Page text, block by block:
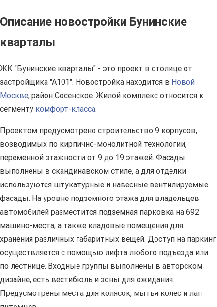
Описание новостройки Бунинские
кварталы
ЖК "Бунинские кварталы" - это проект в столице от
застройщика "А101". Новостройка находится в Новой
Москве, район Сосенское. Жилой комплекс относится к
сегменту комфорт-класса.
Проектом предусмотрено строительство 9 корпусов,
возводимых по кирпично-монолитной технологии,
переменной этажности от 9 до 19 этажей. Фасады
выполнены в скандинавском стиле, а для отделки
используются штукатурные и навесные вентилируемые
фасады. На уровне подземного этажа для владельцев
автомобилей разместится подземная парковка на 692
машино-места, а также кладовые помещения для
хранения различных габаритных вещей. Доступ на паркинг
осуществляется с помощью лифта любого подъезда или
по лестнице. Входные группы выполнены в авторском
дизайне, есть вестибюль и зоны для ожидания.
Предусмотрены места для колясок, мытья колес и лап